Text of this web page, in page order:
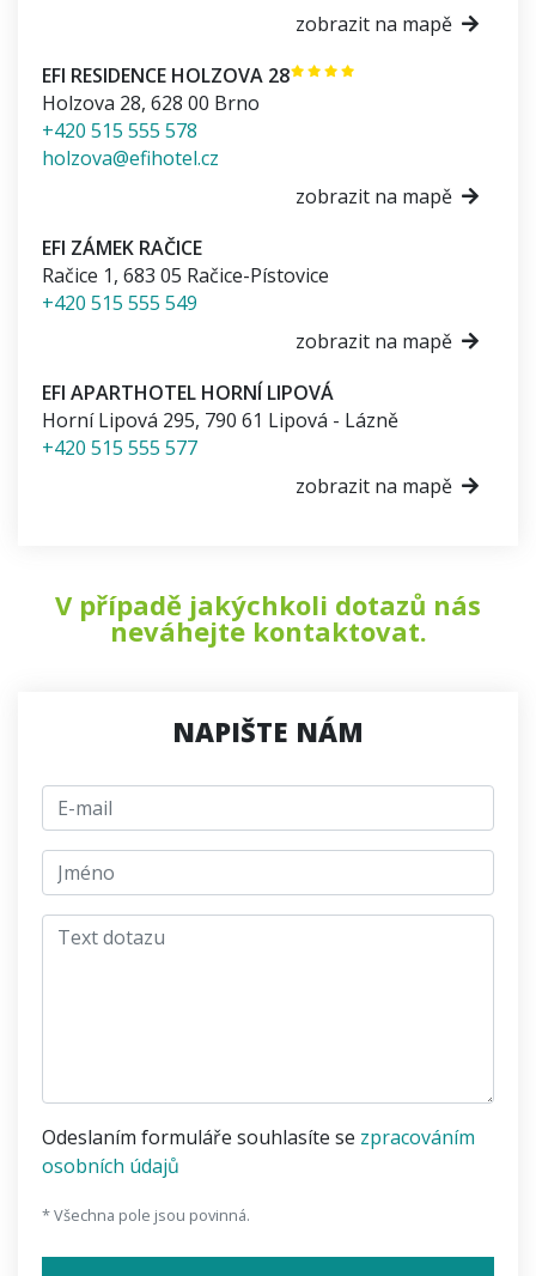
zobrazit na mapě
EFI RESIDENCE HOLZOVA 28
Holzova 28, 628 00 Brno
+420 515 555 578
holzova@efihotel.cz
zobrazit na mapě
EFI ZÁMEK RAČICE
Račice 1, 683 05 Račice-Pístovice
+420 515 555 549
zobrazit na mapě
EFI APARTHOTEL HORNÍ LIPOVÁ
Horní Lipová 295, 790 61 Lipová - Lázně
+420 515 555 577
zobrazit na mapě
V případě jakýchkoli dotazů nás
neváhejte kontaktovat.
NAPIŠTE NÁM
E-mail
jmeno
Text dotazu
Odeslaním formuláře souhlasíte se zpracováním
osobních údajů
* Všechna pole jsou povinná.